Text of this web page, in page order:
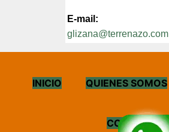
E-mail:
glizana@terrenazo.com
INICIO QUIENES SOMOS
CONTACTO